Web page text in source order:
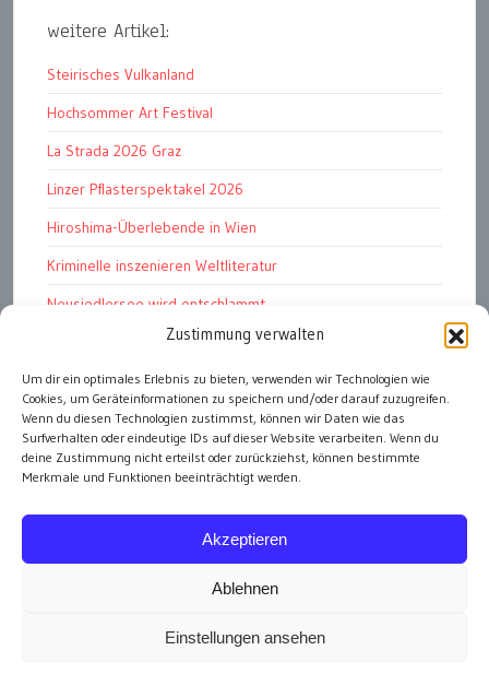
Zustimmung verwalten
Um dir ein optimales Erlebnis zu bieten, verwenden wir Technologien wie
Cookies, um Geräteinformationen zu speichern und/oder darauf zuzugreifen.
Wenn du diesen Technologien zustimmst, können wir Daten wie das
Surfverhalten oder eindeutige IDs auf dieser Website verarbeiten. Wenn du
deine Zustimmung nicht erteilst oder zurückziehst, können bestimmte
Merkmale und Funktionen beeinträchtigt werden.
Akzeptieren
Ablehnen
Einstellungen ansehen
weitere Artikel:
Steirisches Vulkanland
Hochsommer Art Festival
La Strada 2026 Graz
Linzer Pflasterspektakel 2026
Hiroshima-Überlebende in Wien
Kriminelle inszenieren Weltliteratur
Neusiedlersee wird entschlammt
TKG wünscht besinnliches Weihnachtsfest
Fußball WM 2026: „historisch“
Die Wichtigen
alle Artikel
Impressum